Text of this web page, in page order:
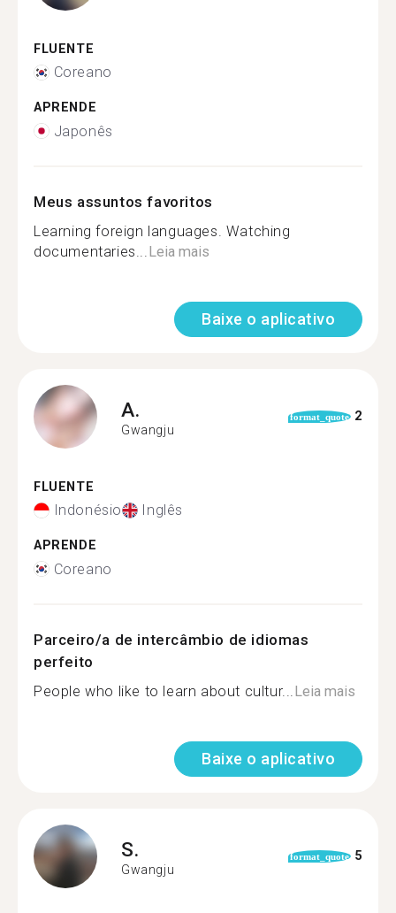
FLUENTE
Coreano
APRENDE
Japonês
Meus assuntos favoritos
Learning foreign languages. Watching
documentaries... Leia mais
Baixe o aplicativo
A.
Gwangju
format_quote 2
FLUENTE
Indonésio Inglês
APRENDE
Coreano
Parceiro/a de intercâmbio de idiomas
perfeito
People who like to learn about cultur... Leia mais
Baixe o aplicativo
S.
Gwangju
format_quote 5